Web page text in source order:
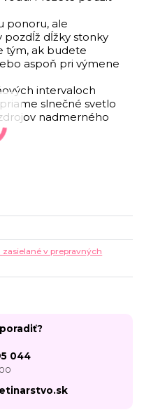
ponoru, ale
pozdĺž dĺžky stonky
tým, ak budete
aspoň pri výmene
intervaloch
slnečné svetlo
nadmerného
zasielané v prepravných
044